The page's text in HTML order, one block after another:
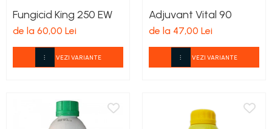
Fungicid King 250 EW
de la 60,00 Lei
VEZI VARIANTE
Adjuvant Vital 90
de la 47,00 Lei
VEZI VARIANTE